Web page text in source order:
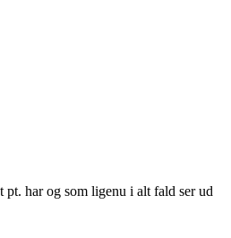
har og som ligenu i alt fald ser ud